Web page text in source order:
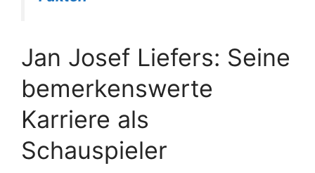
Jan Josef Liefers: Seine
bemerkenswerte
Karriere als
Schauspieler